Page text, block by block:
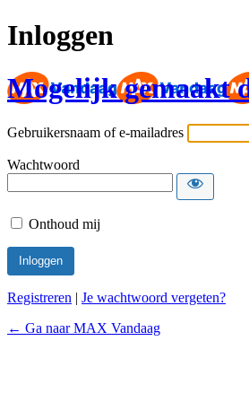
Inloggen
Mogelijk gemaakt
Gebruikersnaam of e-mailadres
Wachtwoord
Onthoud mij
Registreren | Je wachtwoord vergeten?
← Ga naar MAX Vandaag